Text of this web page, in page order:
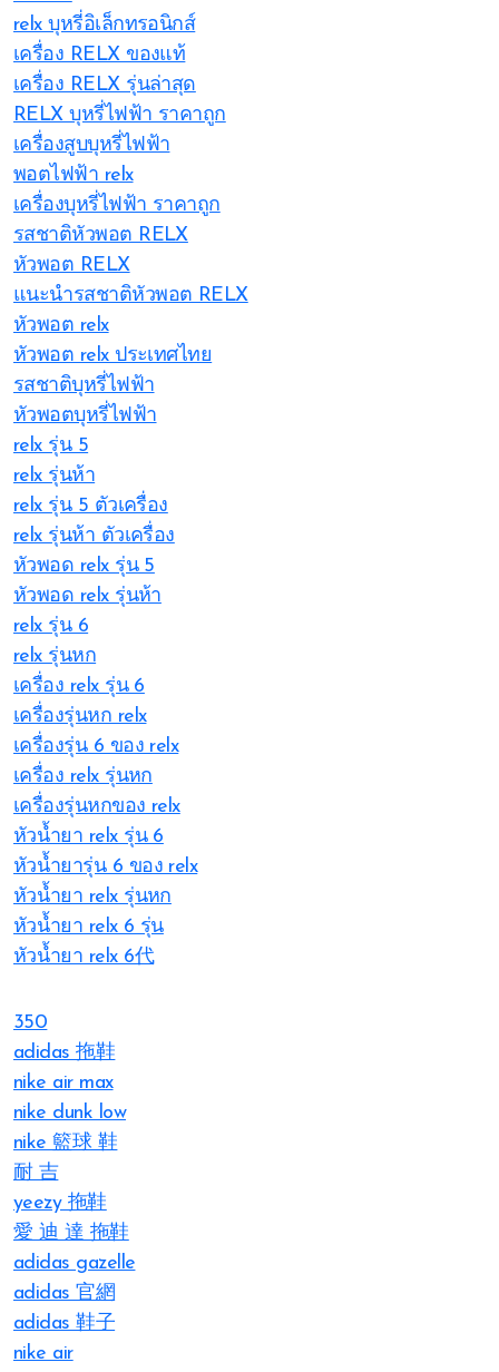
relx บุหรี่อิเล็กทรอนิกส์
เครื่อง RELX ของแท้
เครื่อง RELX รุ่นล่าสุด
RELX บุหรี่ไฟฟ้า ราคาถูก
เครื่องสูบบุหรี่ไฟฟ้า
พอตไฟฟ้า relx
เครื่องบุหรี่ไฟฟ้า ราคาถูก
รสชาติหัวพอต RELX
หัวพอต RELX
แนะนำรสชาติหัวพอต RELX
หัวพอต relx
หัวพอต relx ประเทศไทย
รสชาติบุหรี่ไฟฟ้า
หัวพอตบุหรี่ไฟฟ้า
relx รุ่น 5
relx รุ่นห้า
relx รุ่น 5 ตัวเครื่อง
relx รุ่นห้า ตัวเครื่อง
หัวพอด relx รุ่น 5
หัวพอด relx รุ่นห้า
relx รุ่น 6
relx รุ่นหก
เครื่อง relx รุ่น 6
เครื่องรุ่นหก relx
เครื่องรุ่น 6 ของ relx
เครื่อง relx รุ่นหก
เครื่องรุ่นหกของ relx
หัวน้ำยา relx รุ่น 6
หัวน้ำยารุ่น 6 ของ relx
หัวน้ำยา relx รุ่นหก
หัวน้ำยา relx 6 รุ่น
หัวน้ำยา relx 6代
350
adidas 拖鞋
nike air max
nike dunk low
nike 籃球 鞋
耐 吉
yeezy 拖鞋
愛 迪 達 拖鞋
adidas gazelle
adidas 官網
adidas 鞋子
nike air